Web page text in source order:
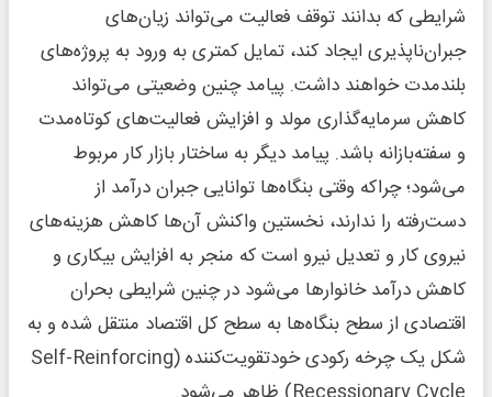
شرایطی که بدانند توقف فعالیت می‌تواند زیان‌های
جبران‌ناپذیری ایجاد کند، تمایل کمتری به ورود به پروژه‌های
بلندمدت خواهند داشت. پیامد چنین وضعیتی می‌تواند
کاهش سرمایه‌گذاری مولد و افزایش فعالیت‌های کوتاه‌مدت
و سفته‌بازانه باشد. پیامد دیگر به ساختار بازار کار مربوط
می‌شود؛ چراکه وقتی بنگاه‌ها توانایی جبران درآمد از
دست‌رفته را ندارند، نخستین واکنش آن‌ها کاهش هزینه‌های
نیروی کار و تعدیل نیرو است که منجر به افزایش بیکاری و
کاهش درآمد خانوارها می‌شود در چنین شرایطی بحران
اقتصادی از سطح بنگاه‌ها به سطح کل اقتصاد منتقل شده و به
شکل یک چرخه رکودی خودتقویت‌کننده (Self‑Reinforcing